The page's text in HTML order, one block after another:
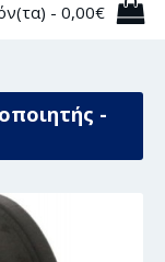
- 0,00€
-